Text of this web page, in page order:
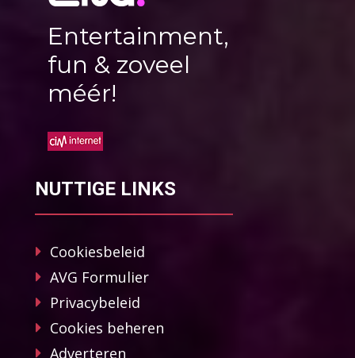
Entertainment,
fun & zoveel
méér!
NUTTIGE LINKS
Cookiesbeleid
AVG Formulier
Privacybeleid
Cookies beheren
Adverteren